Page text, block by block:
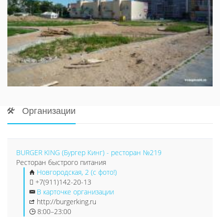
Организации
BURGER KING (Бургер Кинг) - ресторан №219
Ресторан быстрого питания
Новгородская, 2 (с фото!)
+7(911)142-20-13
В карточке организации
http://burgerking.ru
8:00–23:00